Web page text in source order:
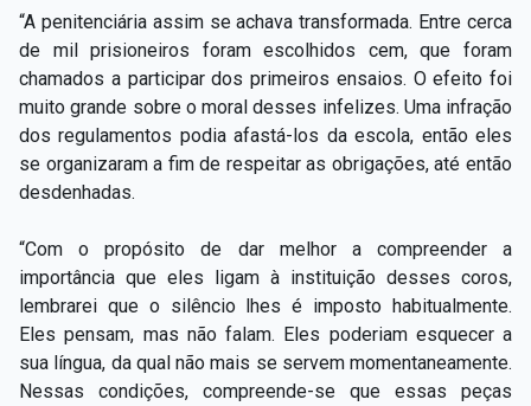
“A penitenciária assim se achava transformada. Entre cerca
de mil prisioneiros foram escolhidos cem, que foram
chamados a participar dos primeiros ensaios. O efeito foi
muito grande sobre o moral desses infelizes. Uma infração
dos regulamentos podia afastá-los da escola, então eles
se organizaram a fim de respeitar as obrigações, até então
desdenhadas.
“Com o propósito de dar melhor a compreender a
importância que eles ligam à instituição desses coros,
lembrarei que o silêncio lhes é imposto habitualmente.
Eles pensam, mas não falam. Eles poderiam esquecer a
sua língua, da qual não mais se servem momentaneamente.
Nessas condições, compreende-se que essas peças